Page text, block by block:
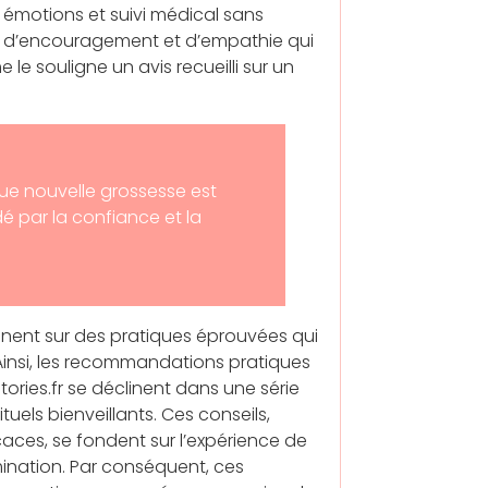
et suivi médical sans
et d’empathie qui
souligne un avis recueilli sur un
nouvelle grossesse est
par la confiance et la
sur des pratiques éprouvées qui
les recommandations pratiques
se déclinent dans une série
bienveillants. Ces conseils,
se fondent sur l’expérience de
Par conséquent, ces